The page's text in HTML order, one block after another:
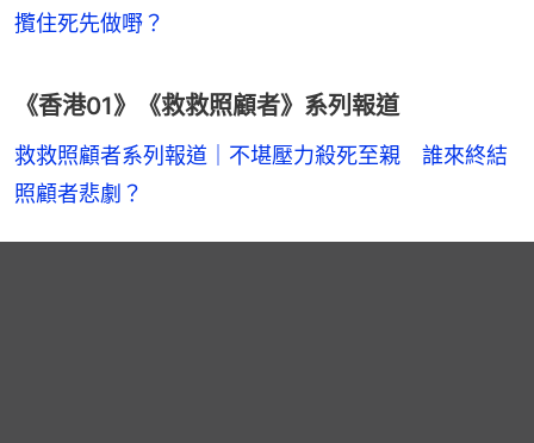
攬住死先做嘢？
《香港01》《救救照顧者》系列報道
救救照顧者系列報道｜不堪壓力殺死至親　誰來終結
照顧者悲劇？